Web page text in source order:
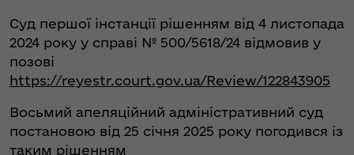
Суд першої інстанції рішенням від 4 листопада
2024 року у справі № 500/5618/24 відмовив у
позові
https://reyestr.court.gov.ua/Review/122843905
Восьмий апеляційний адміністративний суд
постановою від 25 січня 2025 року погодився із
таким рішенням